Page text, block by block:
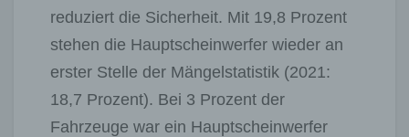
reduziert die Sicherheit. Mit 19,8 Prozent
stehen die Hauptscheinwerfer wieder an
erster Stelle der Mängelstatistik (2021:
18,7 Prozent). Bei 3 Prozent der
Fahrzeuge war ein Hauptscheinwerfer